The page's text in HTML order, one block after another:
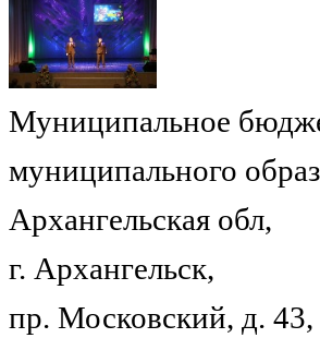
Муниципальное
муниципального
Архангельская обл,
г. Архангельск,
пр. Московский, д. 43,